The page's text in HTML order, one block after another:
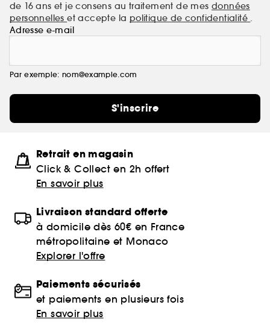
de 16 ans et je consens au traitement de mes données
personnelleset accepte la politique de confidentialité .
Adresse e-mail
Par exemple: nom@example.com
S'inscrire
Retrait en magasin
Click & Collect en 2h offert
En savoir plus
Livraison standard offerte
à domicile dès 60€ en France
métropolitaine et Monaco
Explorer l'offre
Paiements sécurisés
et paiements en plusieurs fois
En savoir plus